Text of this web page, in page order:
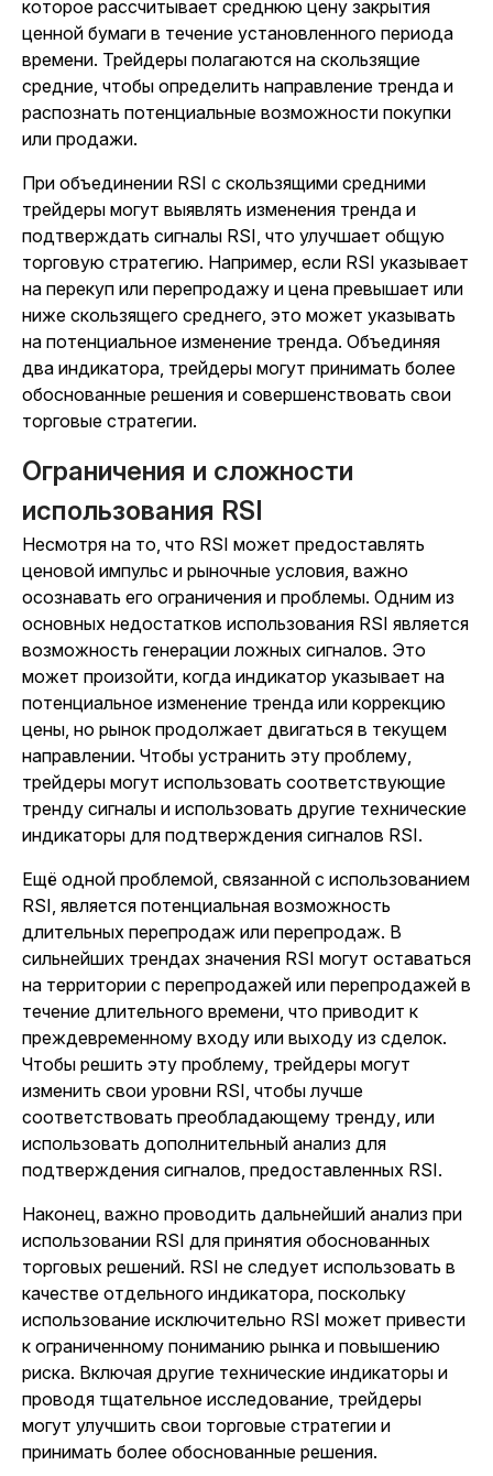
которое рассчитывает среднюю цену закрытия
ценной бумаги в течение установленного периода
времени. Трейдеры полагаются на скользящие
средние, чтобы определить направление тренда и
распознать потенциальные возможности покупки
или продажи.
При объединении RSI с скользящими средними
трейдеры могут выявлять изменения тренда и
подтверждать сигналы RSI, что улучшает общую
торговую стратегию. Например, если RSI указывает
на перекуп или перепродажу и цена превышает или
ниже скользящего среднего, это может указывать
на потенциальное изменение тренда. Объединяя
два индикатора, трейдеры могут принимать более
обоснованные решения и совершенствовать свои
торговые стратегии.
Ограничения и сложности
использования RSI
Несмотря на то, что RSI может предоставлять
ценовой импульс и рыночные условия, важно
осознавать его ограничения и проблемы. Одним из
основных недостатков использования RSI является
возможность генерации ложных сигналов. Это
может произойти, когда индикатор указывает на
потенциальное изменение тренда или коррекцию
цены, но рынок продолжает двигаться в текущем
направлении. Чтобы устранить эту проблему,
трейдеры могут использовать соответствующие
тренду сигналы и использовать другие технические
индикаторы для подтверждения сигналов RSI.
Ещё одной проблемой, связанной с использованием
RSI, является потенциальная возможность
длительных перепродаж или перепродаж. В
сильнейших трендах значения RSI могут оставаться
на территории с перепродажей или перепродажей в
течение длительного времени, что приводит к
преждевременному входу или выходу из сделок.
Чтобы решить эту проблему, трейдеры могут
изменить свои уровни RSI, чтобы лучше
соответствовать преобладающему тренду, или
использовать дополнительный анализ для
подтверждения сигналов, предоставленных RSI.
Наконец, важно проводить дальнейший анализ при
использовании RSI для принятия обоснованных
торговых решений. RSI не следует использовать в
качестве отдельного индикатора, поскольку
использование исключительно RSI может привести
к ограниченному пониманию рынка и повышению
риска. Включая другие технические индикаторы и
проводя тщательное исследование, трейдеры
могут улучшить свои торговые стратегии и
принимать более обоснованные решения.